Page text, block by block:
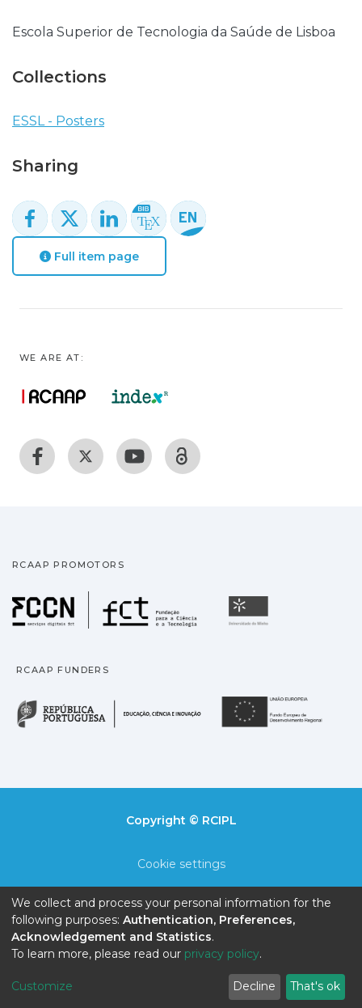
Escola Superior de Tecnologia da Saúde de Lisboa
Collections
ESSL - Posters
Sharing
Full item page
WE ARE AT:
RCAAP PROMOTORS
Fundação para a
RCAAP FUNDERS
República Portuguesa
Copyright © RCIPL
Cookie settings
End User Agreement
Send Feedback
We collect and process your personal information for the
following purposes: Authentication, Preferences,
Acknowledgement and Statistics.
To learn more, please read our privacy policy.
Customize Decline That's ok